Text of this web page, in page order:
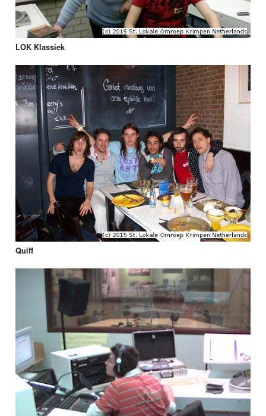
LOK Klassiek
Quiff